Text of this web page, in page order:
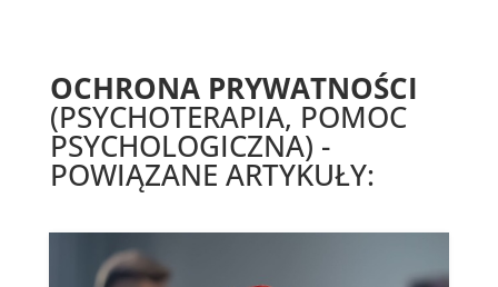
OCHRONA PRYWATNOŚCI
(PSYCHOTERAPIA, POMOC
PSYCHOLOGICZNA) -
POWIĄZANE ARTYKUŁY: